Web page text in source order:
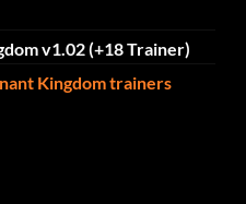
v1.02 (+18 Trainer)
Kingdom trainers